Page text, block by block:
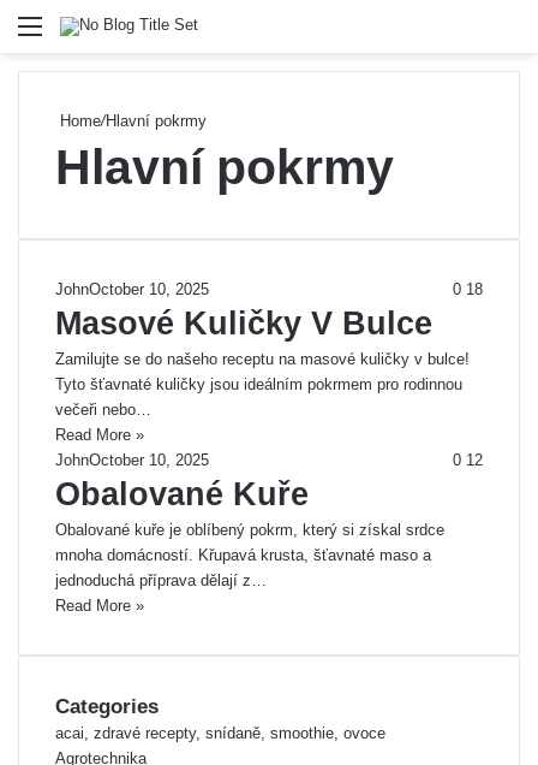
Menu
Home/Hlavní pokrmy
Hlavní pokrmy
JohnOctober 10, 2025 0 18
Masové Kuličky V Bulce
Zamilujte se do našeho receptu na masové kuličky v bulce!
Tyto šťavnaté kuličky jsou ideálním pokrmem pro rodinnou
večeři nebo…
Read More »
JohnOctober 10, 2025 0 12
Obalované Kuře
Obalované kuře je oblíbený pokrm, který si získal srdce
mnoha domácností. Křupavá krusta, šťavnaté maso a
jednoduchá příprava dělají z…
Read More »
Categories
acai, zdravé recepty, snídaně, smoothie, ovoce
Agrotechnika